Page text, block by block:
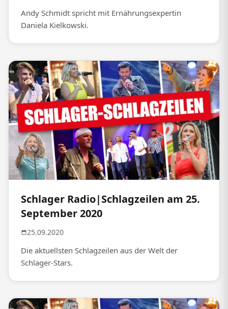
Andy Schmidt spricht mit Ernährungsexpertin
Daniela Kielkowski.
Schlager Radio|Schlagzeilen am 25.
September 2020
25.09.2020
Die aktuellsten Schlagzeilen aus der Welt der
Schlager-Stars.